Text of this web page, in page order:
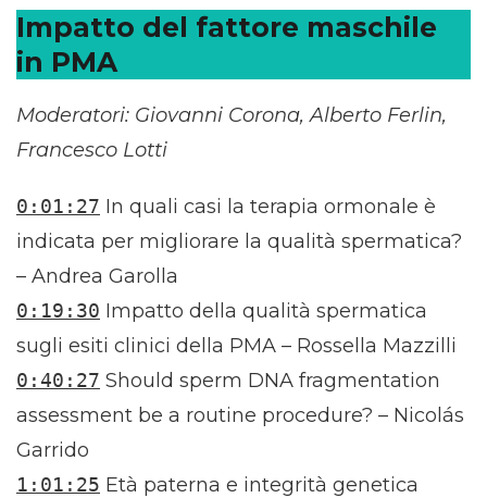
Impatto del fattore maschile
in PMA
Moderatori: Giovanni Corona, Alberto Ferlin,
Francesco Lotti
0:01:27 In quali casi la terapia ormonale è
indicata per migliorare la qualità spermatica?
– Andrea Garolla
0:19:30 Impatto della qualità spermatica
sugli esiti clinici della PMA – Rossella Mazzilli
0:40:27 Should sperm DNA fragmentation
assessment be a routine procedure? – Nicolás
Garrido
1:01:25 Età paterna e integrità genetica